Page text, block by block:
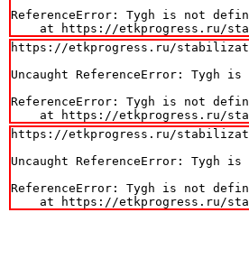
ReferenceError: Tygh is not
at https://etkprogress.ru/
https://etkprogress.ru/
Uncaught ReferenceError: Tygh
ReferenceError: Tygh is not
at https://etkprogress.ru/
https://etkprogress.ru/
Uncaught ReferenceError: Tygh
ReferenceError: Tygh is not
at https://etkprogress.ru/